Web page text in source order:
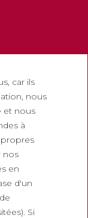
car ils
nous
et nous
à
propres
nos
en
d'un
Si